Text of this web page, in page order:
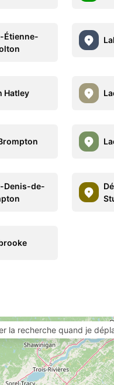
Étienne-
Hatley
Denis-de-
la recherche quand je